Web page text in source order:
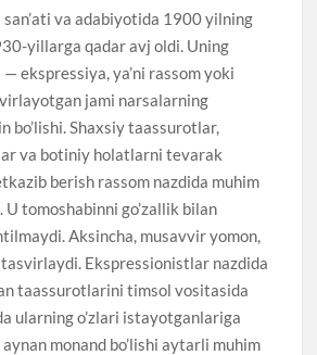
san’ati va adabiyotida 1900 yilning
yillarga qadar avj oldi. Uning
ekspressiya, ya’ni rassom yoki
jami narsalarning
bo’lishi. Shaxsiy taassurotlar,
va botiniy holatlarni tevarak
berish rassom nazdida muhim
U tomoshabinni go’zallik bilan
Aksincha, musavvir yomon,
Ekspressionistlar nazdida
taassurotlarini timsol vositasida
ularning o’zlari istayotganlariga
monand bo’lishi aytarli muhim